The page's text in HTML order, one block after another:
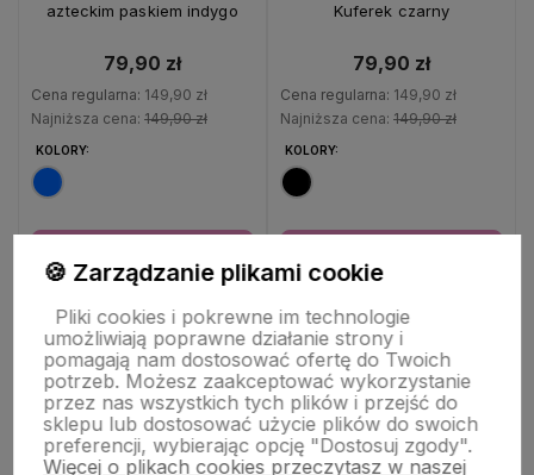
azteckim paskiem indygo
79,90 zł
Cena regularna: 149,90 zł
Najniższa cena: 149,90 zł
KOLORY:
Kuferek czarny
79,90 zł
Cena regularna: 149,90 zł
Najniższa cena: 149,90 zł
KOLORY:
WYSYŁKA 24H
WYSYŁKA 24H Do ulubionychWYSYŁKA 24H
WYSYŁKA 24H
🍪 Zarządzanie plikami cookie
Pliki cookies i pokrewne im technologie
umożliwiają poprawne działanie strony i
pomagają nam dostosować ofertę do Twoich
potrzeb. Możesz zaakceptować wykorzystanie
przez nas wszystkich tych plików i przejść do
sklepu lub dostosować użycie plików do swoich
preferencji, wybierając opcję "Dostosuj zgody".
Więcej o plikach cookies przeczytasz w naszej